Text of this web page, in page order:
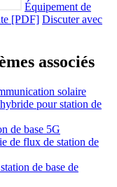
Équipement de
[PDF] Discuter avec
associés
solaire
pour station de
de base 5G
de flux de station de
de base de